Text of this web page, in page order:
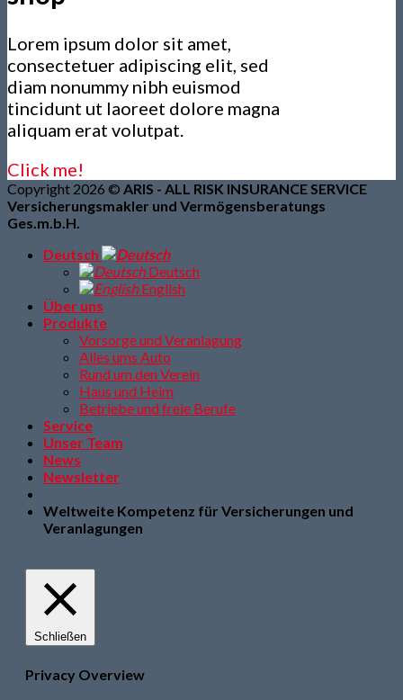
Lorem ipsum dolor sit amet,
consectetuer adipiscing elit, sed
diam nonummy nibh euismod
tincidunt ut laoreet dolore magna
aliquam erat volutpat.
Click me!
Copyright 2026 © ARIS - ALL RISK INSURANCE SERVICE
Versicherungsmakler und Vermögensberatungs
Ges.m.b.H.
Deutsch
Deutsch
English
Über uns
Produkte
Vorsorge und Veranlagung
Alles ums Auto
Rund um den Verein
Haus und Heim
Betriebe und freie Berufe
Service
Unser Team
News
Newsletter
Weltweite Kompetenz für Versicherungen und
Veranlagungen
Schließen
Privacy Overview